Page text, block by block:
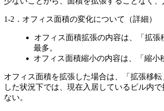
1-2．オフィス面積の変化について（詳細）
オフィス面積拡張の内容は、「拡
最多。
オフィス面積縮小の内容は、「縮小
オフィス面積を拡張した場合は、「拡張移
した状況下では、現在入居しているビル内
ない。